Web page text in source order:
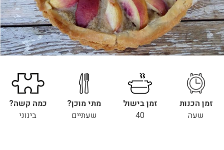
זמן הכנות
שעה
זמן בישול
40
מתי מוכן?
שעתיים
כמה קשה?
בינוני